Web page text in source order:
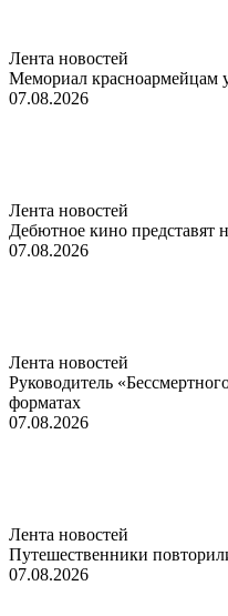
Лента новостей
Мемориал красноармейцам
07.08.2026
Лента новостей
Дебютное кино представят
07.08.2026
Лента новостей
Руководитель
форматах
07.08.2026
Лента новостей
Путешественники
07.08.2026